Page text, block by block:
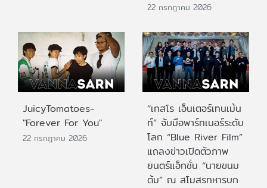
22 กรกฎาคม 2026
JuicyTomatoes-
"Forever For You"
22 กรกฎาคม 2026
“เกสโร เอ็นเตอร์เทนเม้น
ท์” จับมือพาร์ทเนอร์ระดับ
โลก “Blue River Film”
แถลงข่าวเปิดตัวภาพ
ยนตร์แอ็กชั่น “นายขนม
ต้ม” ณ สโมสรทหารบก